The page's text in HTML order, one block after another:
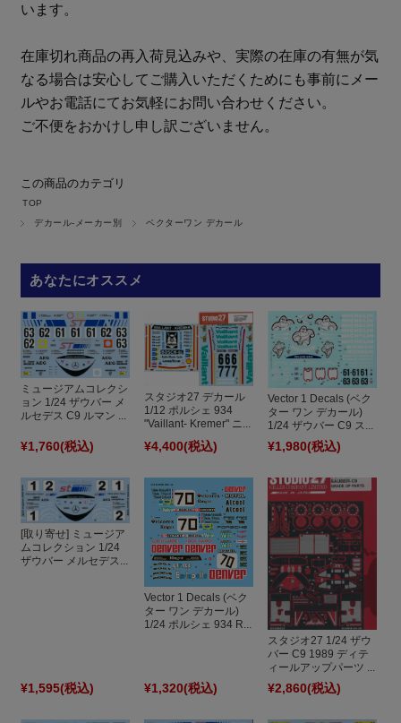
います。
在庫切れ商品の再入荷見込みや、実際の在庫の有無が気
なる場合は安心してご購入いただくためにも事前にメー
ルやお電話にてお気軽にお問い合わせください。
ご不便をおかけし申し訳ございません。
この商品のカテゴリ
TOP
デカール-メーカー別
ベクターワン デカール
あなたにオススメ
ミュージアムコレクシ
ョン 1/24 ザウバー メ
ルセデス C9 ルマン ...
¥1,760(税込)
スタジオ27 デカール
1/12 ポルシェ 934
"Vaillant- Kremer" ニ...
¥4,400(税込)
Vector 1 Decals (ベク
ター ワン デカール)
1/24 ザウバー C9 ス...
¥1,980(税込)
[取り寄せ] ミュージア
ムコレクション 1/24
ザウバー メルセデス...
¥1,595(税込)
Vector 1 Decals (ベク
ター ワン デカール)
1/24 ポルシェ 934 R...
¥1,320(税込)
スタジオ27 1/24 ザウ
バー C9 1989 ディテ
ィールアップパーツ ...
¥2,860(税込)